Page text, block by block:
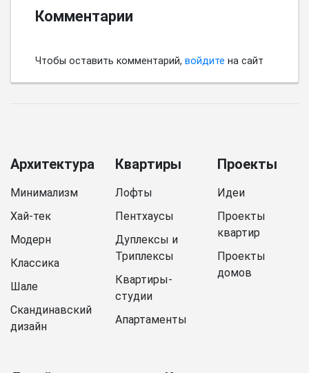
Комментарии
Чтобы оставить комментарий, войдите на сайт
Архитектура
Минимализм
Хай-тек
Модерн
Классика
Шале
Скандинавский
дизайн
Квартиры
Лофты
Пентхаусы
Дуплексы и
Триплексы
Квартиры-
студии
Апартаменты
Проекты
Идеи
Проекты
квартир
Проекты
домов